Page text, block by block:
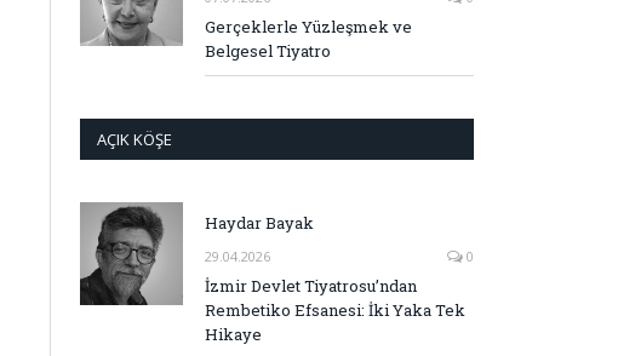
Gerçeklerle Yüzleşmek ve
Belgesel Tiyatro
AÇIK KÖŞE
Haydar Bayak
29.04.2026 0
İzmir Devlet Tiyatrosu’ndan
Rembetiko Efsanesi: İki Yaka Tek
Hikaye